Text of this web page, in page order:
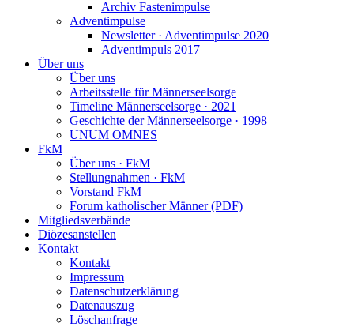
Archiv Fastenimpulse
Adventimpulse
Newsletter · Adventimpulse 2020
Adventimpuls 2017
Über uns
Über uns
Arbeitsstelle für Männerseelsorge
Timeline Männerseelsorge · 2021
Geschichte der Männerseelsorge · 1998
UNUM OMNES
FkM
Über uns · FkM
Stellungnahmen · FkM
Vorstand FkM
Forum katholischer Männer (PDF)
Mitgliedsverbände
Diözesanstellen
Kontakt
Kontakt
Impressum
Datenschutzerklärung
Datenauszug
Löschanfrage